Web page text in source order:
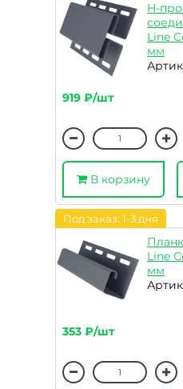
H-
Line
мм
919 ₽/шт
В корзину
Под заказ: 1-3 дня
Line
мм
353 ₽/шт